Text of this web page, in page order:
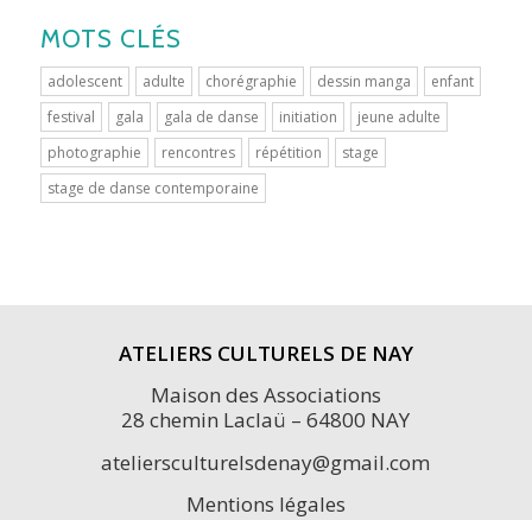
MOTS CLÉS
adolescent adulte chorégraphie dessin manga
enfant
festival
gala gala de danse initiation
jeune adulte
photographie
rencontres répétition
stage
stage de danse contemporaine
ATELIERS CULTURELS DE NAY
Maison des Associations
28 chemin Laclaü – 64800 NAY
ateliersculturelsdenay@gmail.com
Mentions légales